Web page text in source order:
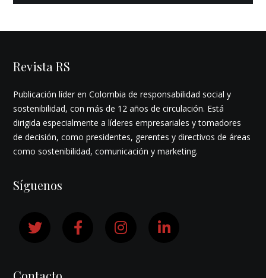
Revista RS
Publicación líder en Colombia de responsabilidad social y
sostenibilidad, con más de 12 años de circulación. Está
dirigida especialmente a líderes empresariales y tomadores
de decisión, como presidentes, gerentes y directivos de áreas
como sostenibilidad, comunicación y marketing.
Síguenos